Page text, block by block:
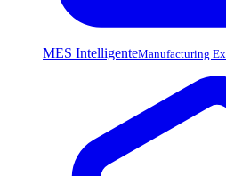
MES IntelligenteManufacturing